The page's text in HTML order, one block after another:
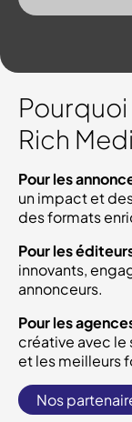
Rich
Pour les
un impact et
des formats
Pour les
innovants,
annonceurs.
Pour les
créative avec
et les meilleurs
Nos